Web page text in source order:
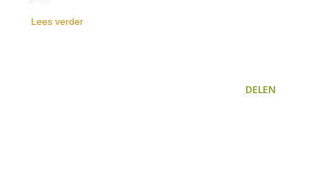
Lees verder
DELEN